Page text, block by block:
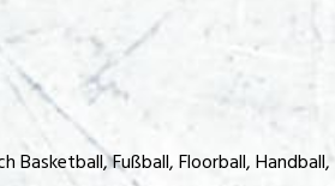
Fußball, Floorball, Handball,